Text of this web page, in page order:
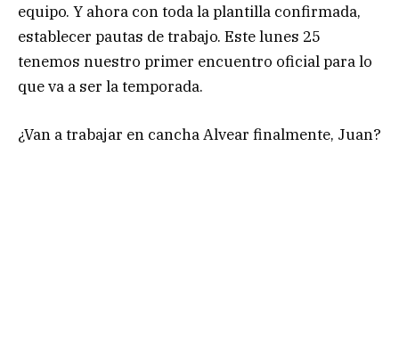
equipo. Y ahora con toda la plantilla confirmada,
establecer pautas de trabajo. Este lunes 25
tenemos nuestro primer encuentro oficial para lo
que va a ser la temporada.
¿Van a trabajar en cancha Alvear finalmente, Juan?